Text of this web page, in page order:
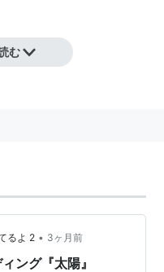
出身。
走
で柳楽優弥との婚約を発
む
るよ 2 • 3ヶ月前
ング『太陽』